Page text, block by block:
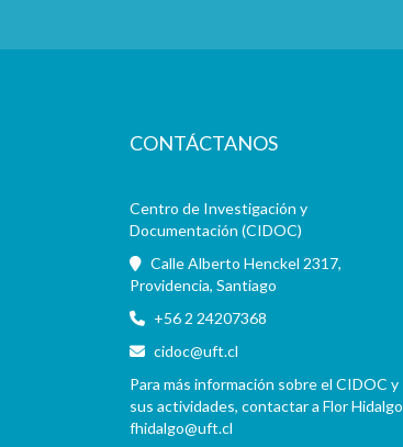
CONTÁCTANOS
Centro de Investigación y
Documentación (CIDOC)
Calle Alberto Henckel 2317,
Providencia, Santiago
+56 2 24207368
cidoc@uft.cl
Para más información sobre el CIDOC y
sus actividades, contactar a Flor Hidalgo
fhidalgo@uft.cl